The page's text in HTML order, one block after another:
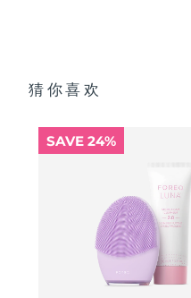
猜你喜欢
SAVE 24%